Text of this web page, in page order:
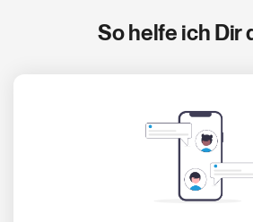
So helfe ich Dir